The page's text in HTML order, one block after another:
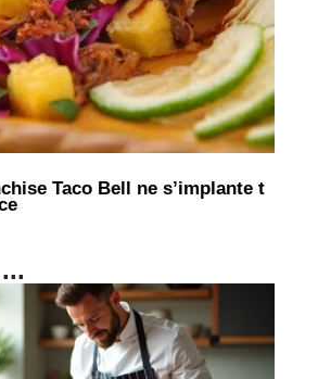
Taco Bell ne s’implante t